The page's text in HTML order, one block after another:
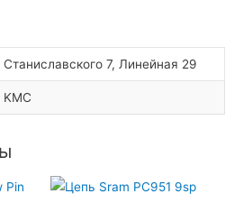
Станиславского 7, Линейная 29
KMC